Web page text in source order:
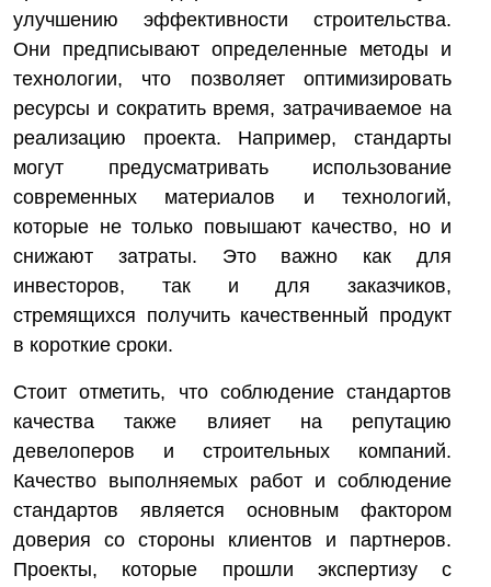
улучшению эффективности строительства.
Они предписывают определенные методы и
технологии, что позволяет оптимизировать
ресурсы и сократить время, затрачиваемое на
реализацию проекта. Например, стандарты
могут предусматривать использование
современных материалов и технологий,
которые не только повышают качество, но и
снижают затраты. Это важно как для
инвесторов, так и для заказчиков,
стремящихся получить качественный продукт
в короткие сроки.
Стоит отметить, что соблюдение стандартов
качества также влияет на репутацию
девелоперов и строительных компаний.
Качество выполняемых работ и соблюдение
стандартов является основным фактором
доверия со стороны клиентов и партнеров.
Проекты, которые прошли экспертизу с